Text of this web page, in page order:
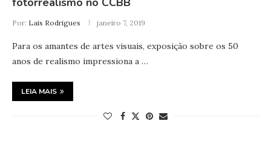
Por: Lais Rodrigues janeiro 7, 2019
Para os amantes de artes visuais, exposição sobre os 50
anos de realismo impressiona a …
LEIA MAIS